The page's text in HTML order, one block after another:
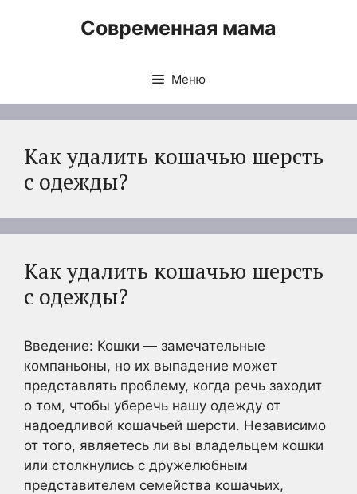
Современная мама
Меню
Как удалить кошачью шерсть
с одежды?
Как удалить кошачью шерсть
с одежды?
Введение: Кошки — замечательные
компаньоны, но их выпадение может
представлять проблему, когда речь заходит
о том, чтобы уберечь нашу одежду от
надоедливой кошачьей шерсти. Независимо
от того, являетесь ли вы владельцем кошки
или столкнулись с дружелюбным
представителем семейства кошачьих,